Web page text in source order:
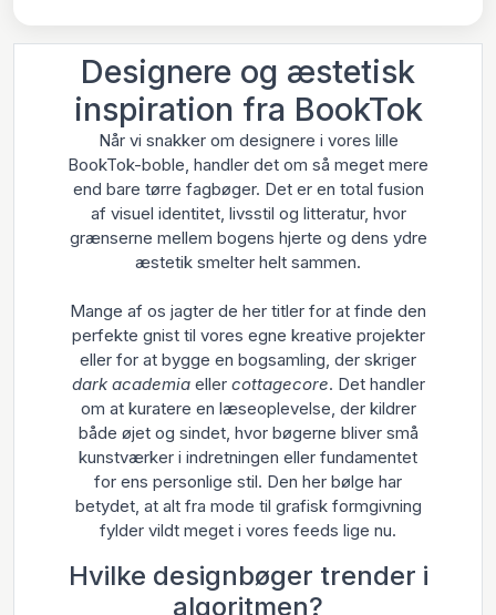
Designere og æstetisk
inspiration fra BookTok
Når vi snakker om designere i vores lille
BookTok-boble, handler det om så meget mere
end bare tørre fagbøger. Det er en total fusion
af visuel identitet, livsstil og litteratur, hvor
grænserne mellem bogens hjerte og dens ydre
æstetik smelter helt sammen.
Mange af os jagter de her titler for at finde den
perfekte gnist til vores egne kreative projekter
eller for at bygge en bogsamling, der skriger
dark academiaeller cottagecore. Det handler
om at kuratere en læseoplevelse, der kildrer
både øjet og sindet, hvor bøgerne bliver små
kunstværker i indretningen eller fundamentet
for ens personlige stil. Den her bølge har
betydet, at alt fra mode til grafisk formgivning
fylder vildt meget i vores feeds lige nu.
Hvilke designbøger trender i
algoritmen?